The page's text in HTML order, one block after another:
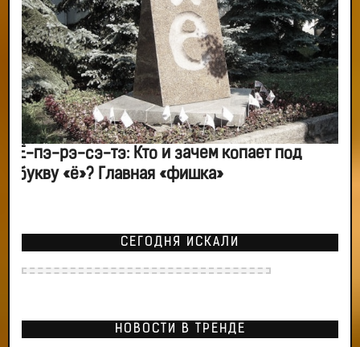
Ё-пэ-рэ-сэ-тэ: Кто и зачем копает под
букву «ё»? Главная «фишка»
СЕГОДНЯ ИСКАЛИ
НОВОСТИ В ТРЕНДЕ